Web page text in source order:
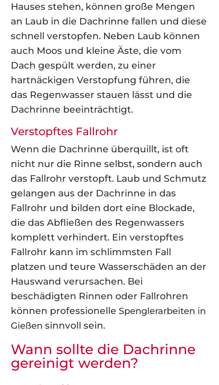
Hauses stehen, können große Mengen
an Laub in die Dachrinne fallen und diese
schnell verstopfen. Neben Laub können
auch Moos und kleine Äste, die vom
Dach gespült werden, zu einer
hartnäckigen Verstopfung führen, die
das Regenwasser stauen lässt und die
Dachrinne beeinträchtigt.
Verstopftes Fallrohr
Wenn die Dachrinne überquillt, ist oft
nicht nur die Rinne selbst, sondern auch
das Fallrohr verstopft. Laub und Schmutz
gelangen aus der Dachrinne in das
Fallrohr und bilden dort eine Blockade,
die das Abfließen des Regenwassers
komplett verhindert. Ein verstopftes
Fallrohr kann im schlimmsten Fall
platzen und teure Wasserschäden an der
Hauswand verursachen. Bei
beschädigten Rinnen oder Fallrohren
können professionelle Spenglerarbeiten in
Gießen sinnvoll sein.
Wann sollte die Dachrinne
gereinigt werden?